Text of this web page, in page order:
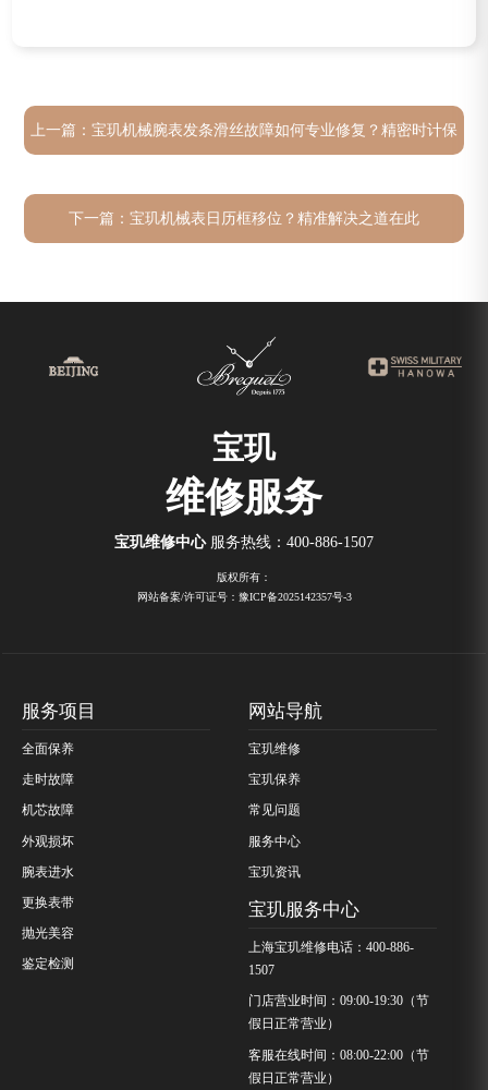
上一篇： 宝玑机械腕表发条滑丝故障如何专业修复？精密时计保
下一篇： 宝玑机械表日历框移位？精准解决之道在此
宝玑
维修服务
宝玑维修中心 服务热线： 400-886-1507
版权所有：
网站备案/许可证号：豫ICP备2025142357号-3
服务项目
全面保养
走时故障
机芯故障
外观损坏
腕表进水
更换表带
抛光美容
鉴定检测
网站导航
宝玑维修
宝玑保养
常见问题
服务中心
宝玑资讯
宝玑服务中心
上海宝玑维修电话：400-886-
1507
门店营业时间：09:00-19:30（节
假日正常营业）
客服在线时间：08:00-22:00（节
假日正常营业）